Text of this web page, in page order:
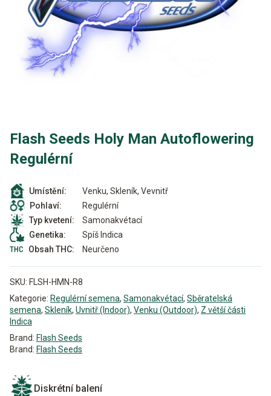
Flash Seeds Holy Man Autoflowering
Regulérní
Umístění:
Venku, Skleník, Vevnitř
Pohlaví:
Regulérní
Typ kvetení:
Samonakvétací
Genetika:
Spíš Indica
Obsah THC:
Neurčeno
SKU: FLSH-HMN-R8
Kategorie: Regulérní semena, Samonakvétací, Sběratelská
semena, Skleník, Uvnitř (Indoor), Venku (Outdoor), Z větší části
Indica
Brand: Flash Seeds
Brand: Flash Seeds
Diskrétní balení